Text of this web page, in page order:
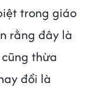
trong giáo
rằng đây là
thừa
đổi là